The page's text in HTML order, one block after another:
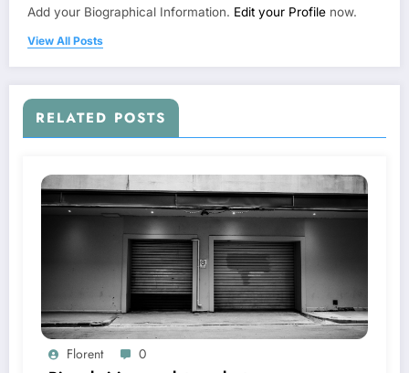
Add your Biographical Information. Edit your Profile now.
View All Posts
RELATED POSTS
Florent 0